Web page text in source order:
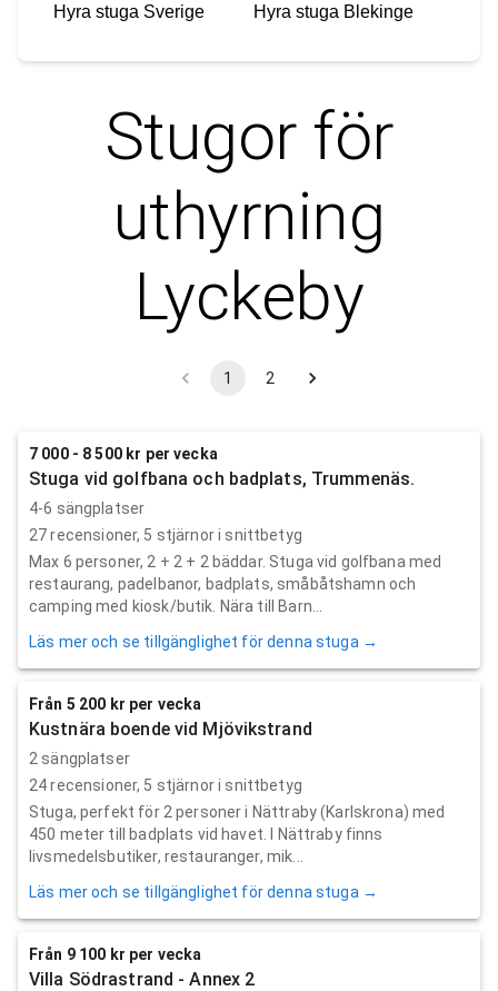
Hyra stuga Sverige Hyra stuga Blekinge
Stugor för
uthyrning
Lyckeby
1 2
7 000 - 8 500 kr per vecka
Stuga vid golfbana och badplats, Trummenäs.
4-6 sängplatser
27recensioner, 5 stjärnor i snittbetyg
Max 6 personer, 2 + 2 + 2 bäddar. Stuga vid golfbana med
restaurang, padelbanor, badplats, småbåtshamn och
camping med kiosk/butik. Nära till Barn...
Läs mer och se tillgänglighet för denna stuga →
Från 5 200 kr per vecka
Kustnära boende vid Mjövikstrand
2 sängplatser
24recensioner, 5 stjärnor i snittbetyg
Stuga, perfekt för 2 personer i Nättraby (Karlskrona) med
450 meter till badplats vid havet. I Nättraby finns
livsmedelsbutiker, restauranger, mik...
Läs mer och se tillgänglighet för denna stuga →
Från 9 100 kr per vecka
Villa Södrastrand - Annex 2